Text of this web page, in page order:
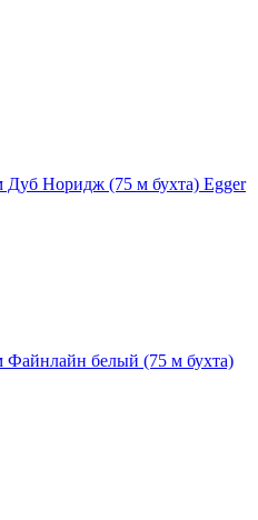
Норидж (75 м бухта) Egger
белый (75 м бухта)